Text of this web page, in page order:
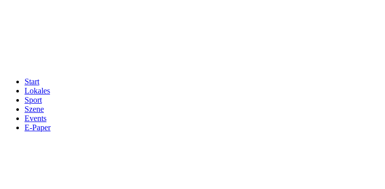
Start
Lokales
Sport
Szene
Events
E-Paper